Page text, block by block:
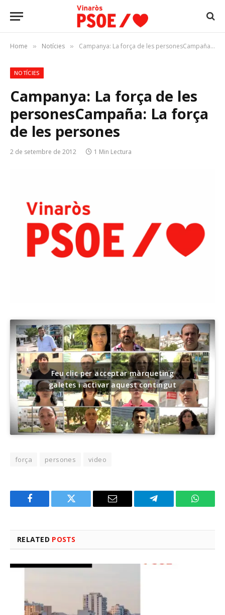
Home » Notícies » Campanya: La força de les personesCampaña: La força de les persones
NOTÍCIES
Campanya: La força de les
personesCampaña: La força
de les persones
2 de setembre de 2012 1 Min Lectura
Feu clic per acceptar màrqueting
galetes i activar aquest contingut
força persones video
Facebook Twitter Email Telegram
RELATED POSTS